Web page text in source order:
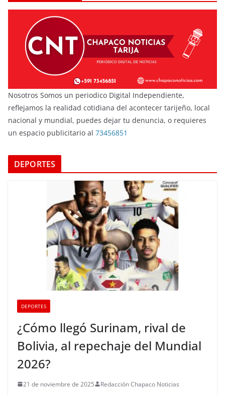
Nosotros Somos un periodico Digital Independiente,
reflejamos la realidad cotidiana del acontecer tarijeño, local
nacional y mundial, puedes dejar tu denuncia, o requieres
un espacio publicitario al 73456851
DEPORTES
DEPORTES
¿Cómo llegó Surinam, rival de
Bolivia, al repechaje del Mundial
2026?
21 de noviembre de 2025 Redacción Chapaco Noticias